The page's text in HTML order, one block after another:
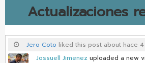
Actualizaciones
Jero Coto liked this post about hace
Jossuell Jimenez uploaded a new